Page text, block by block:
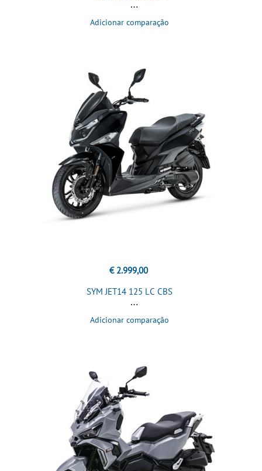
Adicionar comparação
€ 2.999,00
SYM JET14 125 LC CBS
Adicionar comparação